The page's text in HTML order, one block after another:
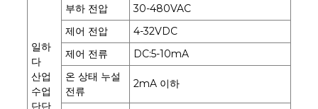
일하
다
산업
수업
단단
부하 전압
30-480VAC
제어 전압
4-32VDC
제어 전류
DC:5-10mA
온 상태 누설
전류
2mA 이하